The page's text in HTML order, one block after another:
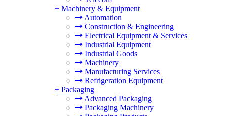
+ Machinery & Equipment
Automation
Construction & Engineering
Electrical Equipment & Services
Industrial Equipment
Industrial Goods
Machinery
Manufacturing Services
Refrigeration Equipment
+ Packaging
Advanced Packaging
Packaging Machinery